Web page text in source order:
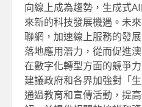
向線上成為趨勢，生成式
來新的科技發展機遇。未
聯網，加速線上服務的發
落地應用潛力，從而促進
在數字化轉型方面的競爭力
建議政府和各界加強對「
通過教育和宣傳活動，提